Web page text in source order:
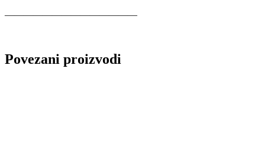
——————————————
Povezani proizvodi